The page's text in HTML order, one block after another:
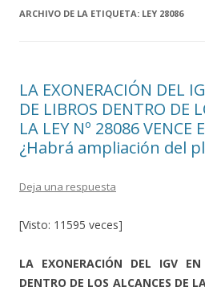
ARCHIVO DE LA ETIQUETA: LEY 28086
LA EXONERACIÓN DEL
DE LIBROS DENTRO DE
LA LEY Nº 28086 VENCE
¿Habrá ampliación del
Deja una respuesta
[Visto: 11595 veces]
LA EXONERACIÓN DEL IGV
DENTRO DE LOS ALCANCES DE